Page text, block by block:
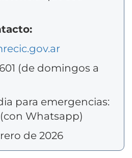
(de domingos a
para emergencias:
Whatsapp)
de 2026